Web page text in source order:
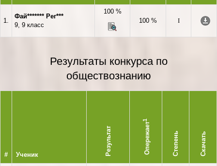
1.
Фай******* Рег***
9, 9 класс
100 %
100 %
I
Результаты конкурса по
обществознанию
# Ученик Результат Опережает
1
Степень Скачать